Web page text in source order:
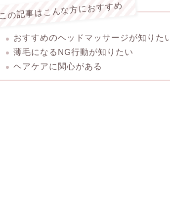
この記事はこんな方におすすめ
おすすめのヘッドマッサージが知りた
薄毛になるNG行動が知りたい
ヘアケアに関心がある